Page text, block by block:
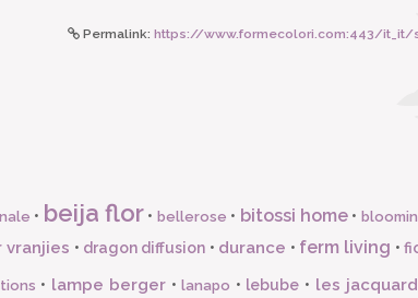
Permalink: https://www.formecolori.com:443/it_it/
• beija flor • bellerose • bitossi home •
vranjies • dragon diffusion • durance • ferm living •
• lampe berger •lanapo • lebube • les